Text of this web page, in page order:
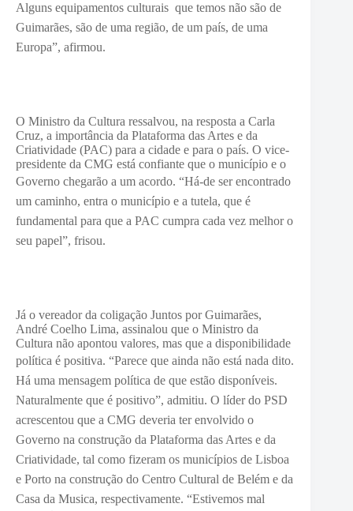
Alguns equipamentos culturais que temos não são de
Guimarães, são de uma região, de um país, de uma
Europa”, afirmou.
O Ministro da Cultura ressalvou, na resposta a Carla
Cruz, a importância da Plataforma das Artes e da
Criatividade (PAC) para a cidade e para o país. O vice-
presidente da CMG está confiante que o município e o
Governo chegarão a um acordo. “Há-de ser encontrado
um caminho, entra o município e a tutela, que é
fundamental para que a PAC cumpra cada vez melhor o
seu papel”, frisou.
Já o vereador da coligação Juntos por Guimarães,
André Coelho Lima, assinalou que o Ministro da
Cultura não apontou valores, mas que a disponibilidade
política é positiva. “Parece que ainda não está nada dito.
Há uma mensagem política de que estão disponíveis.
Naturalmente que é positivo”, admitiu. O líder do PSD
acrescentou que a CMG deveria ter envolvido o
Governo na construção da Plataforma das Artes e da
Criatividade, tal como fizeram os municípios de Lisboa
e Porto na construção do Centro Cultural de Belém e da
Casa da Musica, respectivamente. “Estivemos mal